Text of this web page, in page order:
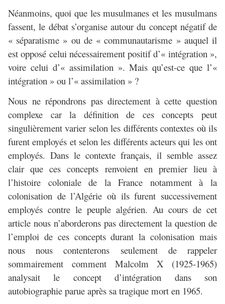
Néanmoins, quoi que les musulmanes et les musulmans
fassent, le débat s’organise autour du concept négatif de
« séparatisme » ou de « communautarisme » auquel il
est opposé celui nécessairement positif d’« intégration »,
voire celui d’« assimilation ». Mais qu’est-ce que l’«
intégration » ou l’« assimilation » ?
Nous ne répondrons pas directement à cette question
complexe car la définition de ces concepts peut
singulièrement varier selon les différents contextes où ils
furent employés et selon les différents acteurs qui les ont
employés. Dans le contexte français, il semble assez
clair que ces concepts renvoient en premier lieu à
l’histoire coloniale de la France notamment à la
colonisation de l’Algérie où ils furent successivement
employés contre le peuple algérien. Au cours de cet
article nous n’aborderons pas directement la question de
l’emploi de ces concepts durant la colonisation mais
nous nous contenterons seulement de rappeler
sommairement comment Malcolm X (1925-1965)
analysait le concept d’intégration dans son
autobiographie parue après sa tragique mort en 1965.